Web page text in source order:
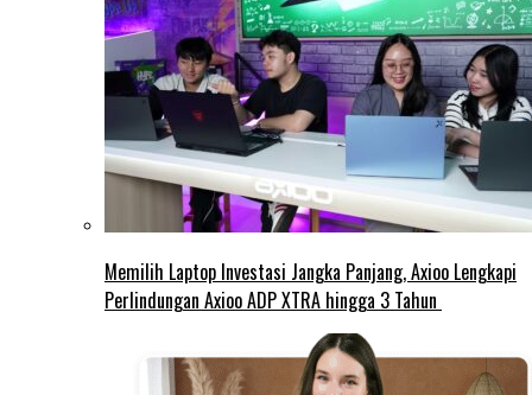
Memilih Laptop Investasi Jangka Panjang, Axioo Lengkapi
Perlindungan Axioo ADP XTRA hingga 3 Tahun